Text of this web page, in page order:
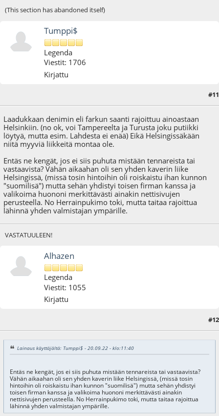
(This section has abandoned itself)
Tumppi$
Legenda
Viestit: 1706
Kirjattu
#11
Laadukkaan denimin eli farkun saanti rajoittuu ainoastaan
Helsinkiin. (no ok, voi Tampereelta ja Turusta joku putiikki
löytyä, mutta esim. Lahdesta ei enää) Eikä Helsingissäkään
niitä myyviä liikkeitä montaa ole.
Entäs ne kengät, jos ei siis puhuta mistään tennareista tai
vastaavista? Vähän aikaahan oli sen yhden kaverin liike
Helsingissä, (missä tosin hintoihin oli roiskaistu ihan kunnon
"suomilisä") mutta sehän yhdistyi toisen firman kanssa ja
valikoima huononi merkittävästi ainakin nettisivujen
perusteella. No Herrainpukimo toki, mutta taitaa rajoittua
lähinnä yhden valmistajan ympärille.
VASTATUULEEN!
Alhazen
Legenda
Viestit: 1055
Kirjattu
#12
Lainaus käyttäjältä: Tumppi$ - 20.09.22 - klo:11:40
Entäs ne kengät, jos ei siis puhuta mistään tennareista tai vastaavista?
Vähän aikaahan oli sen yhden kaverin liike Helsingissä, (missä tosin
hintoihin oli roiskaistu ihan kunnon "suomilisä") mutta sehän yhdistyi
toisen firman kanssa ja valikoima huononi merkittävästi ainakin
nettisivujen perusteella. No Herrainpukimo toki, mutta taitaa rajoittua
lähinnä yhden valmistajan ympärille.